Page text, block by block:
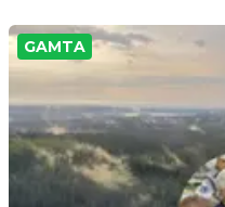
GAMTA